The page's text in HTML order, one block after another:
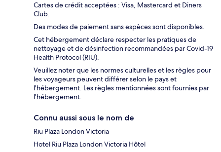
Cartes de crédit acceptées : Visa, Mastercard et Diners
Club.
Des modes de paiement sans espèces sont disponibles.
Cet hébergement déclare respecter les pratiques de
nettoyage et de désinfection recommandées par Covid-19
Health Protocol (RIU).
Veuillez noter que les normes culturelles et les règles pour
les voyageurs peuvent différer selon le pays et
l'hébergement. Les règles mentionnées sont fournies par
l'hébergement.
Connu aussi sous le nom de
Riu Plaza London Victoria
Hotel Riu Plaza London Victoria Hôtel